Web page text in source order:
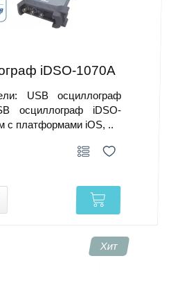
iDSO-1070A
USB осциллограф
осциллограф iDSO-
с платформами iOS, ..
Хит